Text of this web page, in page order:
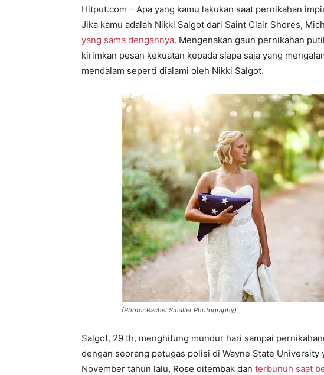
Hitput.com – Apa yang kamu lakukan saat pernikahan
Jika kamu adalah Nikki Salgot dari Saint Clair Shores,
yang sama dengannya. Mengenakan gaun pernikahan
kirimkan pesan kekuatan kepada siapa saja yang
mendalam seperti dialami oleh Nikki Salgot.
(Photo: Rachel Smaller Photography)
Salgot, 29 th, menghitung mundur hari sampai
dengan seorang petugas polisi di Wayne State University
November tahun lalu, Rose ditembak dan terbunuh saat